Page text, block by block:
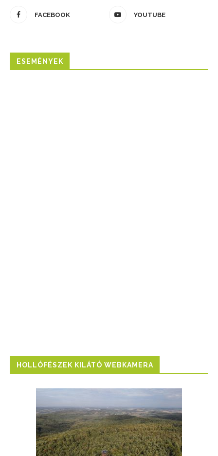
FACEBOOK YOUTUBE
ESEMÉNYEK
HOLLÓFÉSZEK KILÁTÓ WEBKAMERA